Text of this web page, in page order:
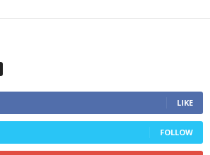
LIKE
FOLLOW